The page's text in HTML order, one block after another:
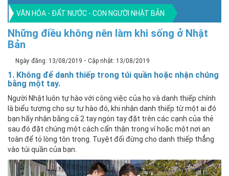
VĂN HÓA - ĐẤT NƯỚC - CON NGƯỜI NHẬT BẢN
Những điều không nên làm khi sống ở Nhật
Bản
Ngày đăng: 13/08/2019 - Cập nhật: 13/08/2019
1. Không để danh thiếp trong túi quần hoặc nhận chúng
bằng một tay.
Người Nhật luôn tự hào với công việc của họ và danh thiếp chính
là biểu tượng cho sự tự hào đó, khi nhận danh thiếp từ một ai đó
bạn hãy nhận bằng cả 2 tay ngón tay đặt trên các cạnh của thẻ
sau đó đặt chúng một cách cẩn thận trong ví hoặc một nơi an
toàn để tỏ lòng tôn trọng. Tuyệt đối đừng cho danh thiếp thẳng
vào túi quần của bạn.